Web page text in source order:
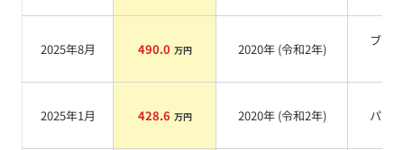
2025年8月 490.0 万円 2020年 (令和2年)
ブラ
2025年1月 428.6 万円 2020年 (令和2年) パール